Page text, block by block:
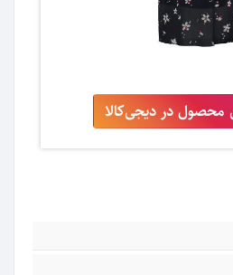
محصول در دیجی‌کالا